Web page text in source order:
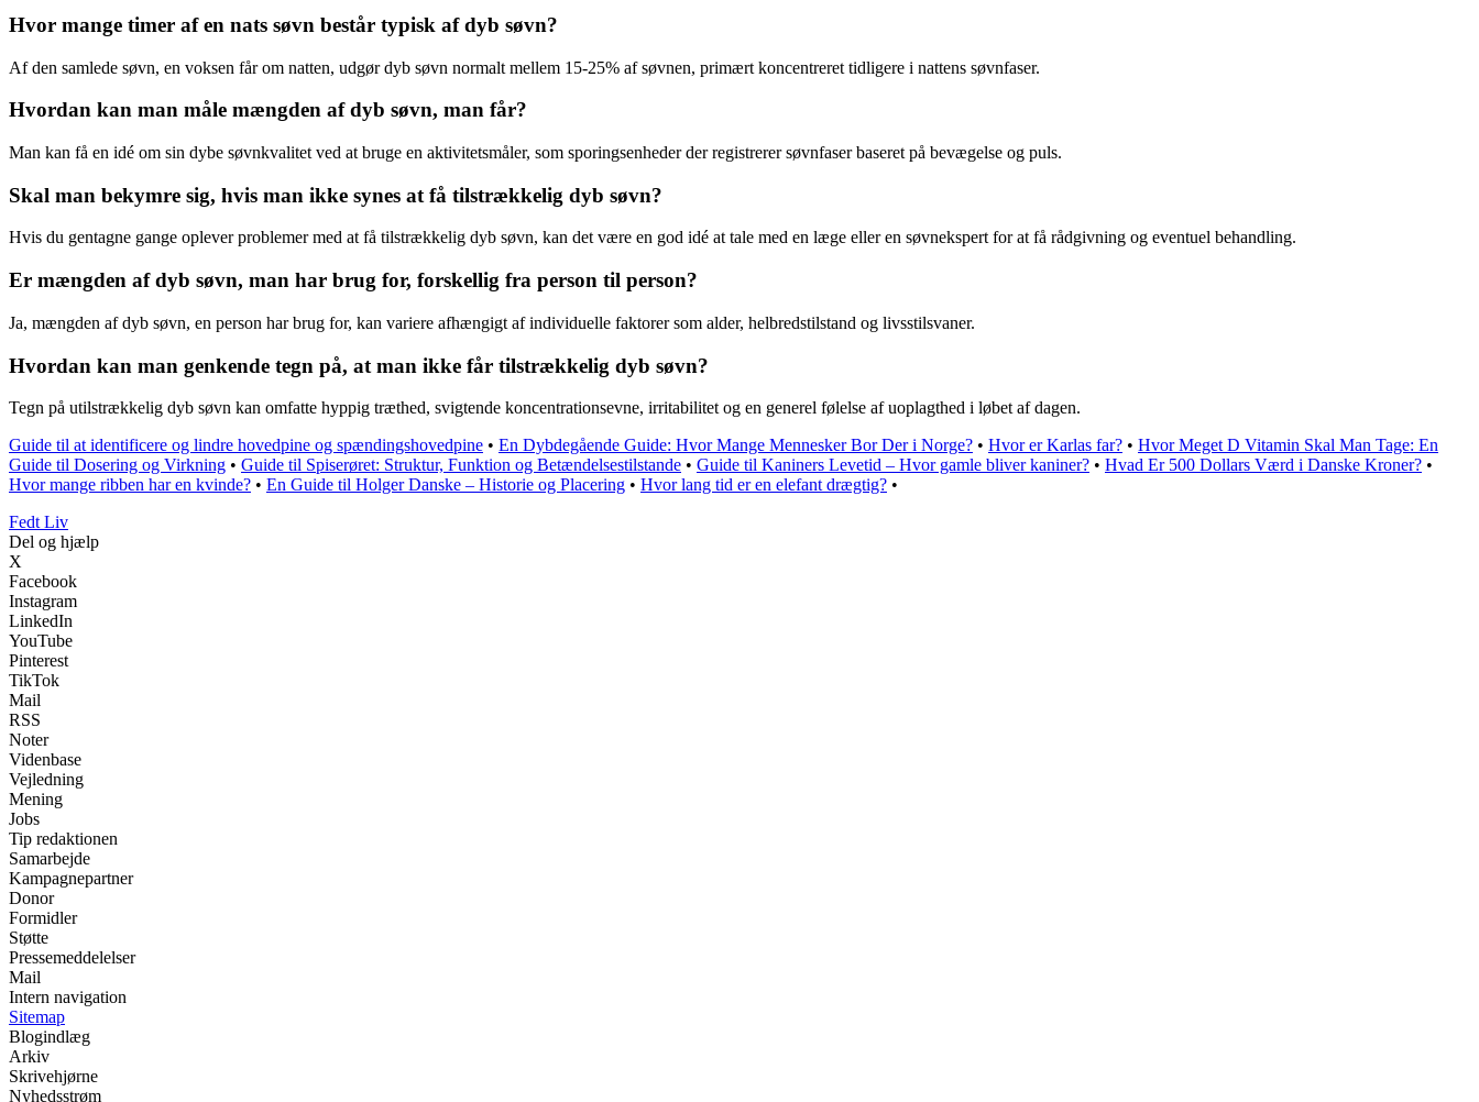
Hvor mange timer af en nats søvn består typisk af dyb søvn?
Af den samlede søvn, en voksen får om natten, udgør dyb søvn normalt mellem 15-25% af søvnen, primært koncentreret tidligere i nattens søvnfaser.
Hvordan kan man måle mængden af dyb søvn, man får?
Man kan få en idé om sin dybe søvnkvalitet ved at bruge en aktivitetsmåler, som sporingsenheder der registrerer søvnfaser baseret på bevægelse og puls.
Skal man bekymre sig, hvis man ikke synes at få tilstrækkelig dyb søvn?
Hvis du gentagne gange oplever problemer med at få tilstrækkelig dyb søvn, kan det være en god idé at tale med en læge eller en søvnekspert for at få rådgivning og eventuel behandling.
Er mængden af dyb søvn, man har brug for, forskellig fra person til person?
Ja, mængden af dyb søvn, en person har brug for, kan variere afhængigt af individuelle faktorer som alder, helbredstilstand og livsstilsvaner.
Hvordan kan man genkende tegn på, at man ikke får tilstrækkelig dyb søvn?
Tegn på utilstrækkelig dyb søvn kan omfatte hyppig træthed, svigtende koncentrationsevne, irritabilitet og en generel følelse af uoplagthed i løbet af dagen.
Guide til at identificere og lindre hovedpine og spændingshovedpine • En Dybdegående Guide: Hvor Mange Mennesker Bor Der i Norge? • Hvor er Karlas far? • Hvor Meget D Vitamin Skal Man Tage: En
Guide til Dosering og Virkning • Guide til Spiserøret: Struktur, Funktion og Betændelsestilstande • Guide til Kaniners Levetid – Hvor gamle bliver kaniner? • Hvad Er 500 Dollars Værd i Danske Kroner? •
Hvor mange ribben har en kvinde? • En Guide til Holger Danske – Historie og Placering • Hvor lang tid er en elefant drægtig? •
Fedt Liv
Del og hjælp
X
Facebook
Instagram
LinkedIn
YouTube
Pinterest
TikTok
Mail
RSS
Noter
Videnbase
Vejledning
Mening
Jobs
Tip redaktionen
Samarbejde
Kampagnepartner
Donor
Formidler
Støtte
Pressemeddelelser
Mail
Intern navigation
Sitemap
Blogindlæg
Arkiv
Skrivehjørne
Nyhedsstrøm